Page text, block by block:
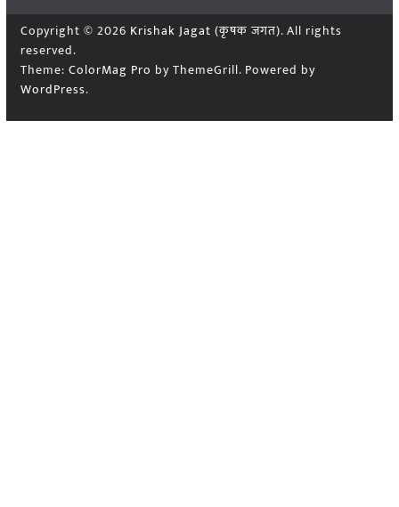
Copyright © 2026 Krishak Jagat (कृषक जगत). All rights
reserved.
Theme: ColorMag Pro by ThemeGrill. Powered by
WordPress.